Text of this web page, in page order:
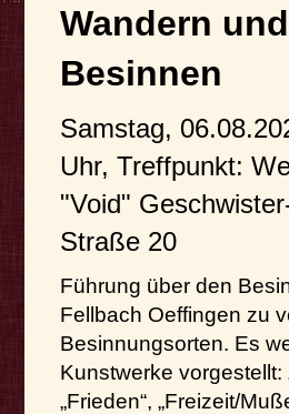
Wandern und
Besinnen
Samstag,
Uhr, Treffpunkt:
"Void"
Straße 20
Führung über den
Fellbach Oeffingen zu
Besinnungsorten. Es
Kunstwerke vorgestellt:
„Frieden“, „Freizeit/